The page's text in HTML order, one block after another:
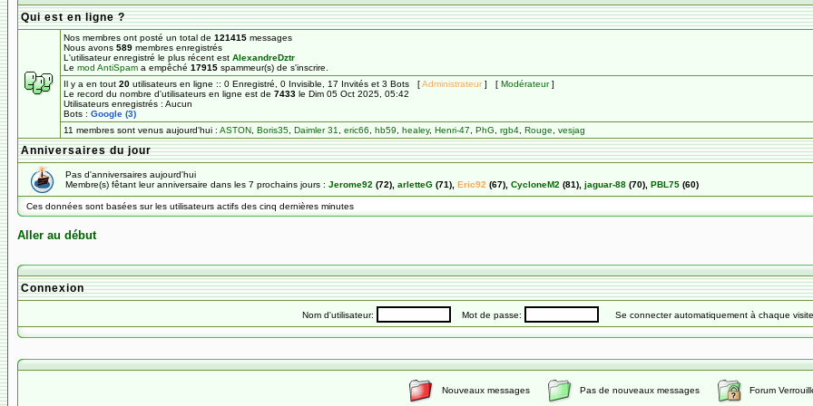
Qui est en ligne ?
Nos membres ont posté un total de 121415 messages
Nous avons 589 membres enregistrés
L'utilisateur enregistré le plus récent est AlexandreDztr
Le mod AntiSpam a empêché 17915 spammeur(s) de s'inscrire.
Il y a en tout 20 utilisateurs en ligne :: 0 Enregistré, 0 Invisible, 17 Invités et 3 Bots [Administrateur ] [ Modérateur]
Le record du nombre d'utilisateurs en ligne est de 7433 le Dim 05 Oct 2025, 05:42
Utilisateurs enregistrés : Aucun
Bots : Google (3)
11 membres sont venus aujourd'hui : ASTON Boris35 Daimler 31 eric66 hb59 healey, Henri-47 PhG rgb4 Rouge vesjag
Anniversaires du jour
Pas d'anniversaires aujourd'hui
Membre(s) fêtant leur anniversaire dans les 7 prochains jours : Jerome92 (72), arletteG (71), Eric92 (67), CycloneM2 (81), jaguar-88 (70), PBL75 (60)
Ces données sont basées sur les utilisateurs actifs des cinq dernières minutes
Aller au début
Connexion
Nom d'utilisateur: Mot de passe: Se connecter automatiquement à chaque
Nouveaux messages Pas de nouveaux messages Forum